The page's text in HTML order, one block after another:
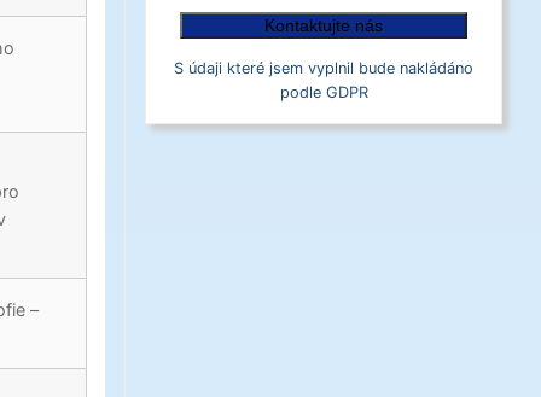
–
S údaji které jsem vyplnil bude nakládáno
podle GDPR